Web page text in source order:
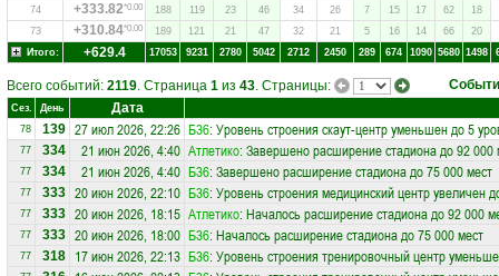
74
+333.82*0.00 188 119 23 46 34 26 7 15 17 62
18
73
+310.84*0.00 189 121 21 47 32 21 5 16 14 66
20
Итого:
+629.4 17053 9231 2780 5042 2712 2450 289 674 1090 5680 1498
Всего событий: 2119. Страница 1 из 43. Страницы:
Сез. День Дата
78 139 27 июл 2026, 22:26 Б36: Уровень строения скаут-центр уменьшен до 5
77 334 21 июн 2026, 4:40 Атлетико: Завершено расширение стадиона до 92 000
77 334 21 июн 2026, 4:40 Б36: Завершено расширение стадиона до 75 000 мест
77 333 20 июн 2026, 22:10 Б36: Уровень строения медицинский центр увеличен
77 333 20 июн 2026, 18:15 Атлетико: Началось расширение стадиона до 92 000
77 333 20 июн 2026, 18:00 Б36: Началось расширение стадиона до 75 000 мест
77 318 17 июн 2026, 22:13 Б36: Уровень строения тренировочный центр